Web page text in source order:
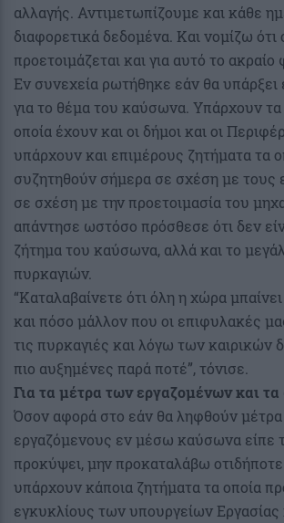
αλλαγής. Αντιμετωπίζουμε και κάθε
διαφορετικά δεδομένα. Και νομίζω ότι
προετοιμάζεται και για αυτό το ακραίο
Εν συνεχεία ρωτήθηκε εάν θα υπάρξει
για το θέμα του καύσωνα. Υπάρχουν τα
οποία έχουν και οι δήμοι και οι
υπάρχουν και επιμέρους ζητήματα τα
συζητηθούν σήμερα σε σχέση με τους
σε σχέση με την προετοιμασία του
απάντησε ωστόσο πρόσθεσε ότι δεν
ζήτημα του καύσωνα, αλλά και το
πυρκαγιών.
“Καταλαβαίνετε ότι όλη η χώρα
και πόσο μάλλον που οι επιφυλακές
τις πυρκαγιές και λόγω των καιρικών
πιο αυξημένες παρά ποτέ”, τόνισε.
Για τα μέτρα των εργαζομένων και
Όσον αφορά στο εάν θα ληφθούν μέτρα
εργαζόμενους εν μέσω καύσωνα είπε
προκύψει, μην προκαταλάβω
υπάρχουν κάποια ζητήματα τα οποία
εγκυκλίους των υπουργείων Εργασίας